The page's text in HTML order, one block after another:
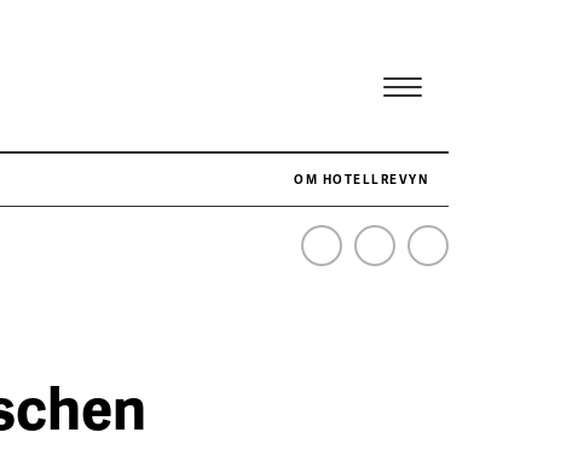
OM HOTELLREVYN
NÄR HOTELLREVYN SLOG SVENSKT REKORD I SIMPELHET